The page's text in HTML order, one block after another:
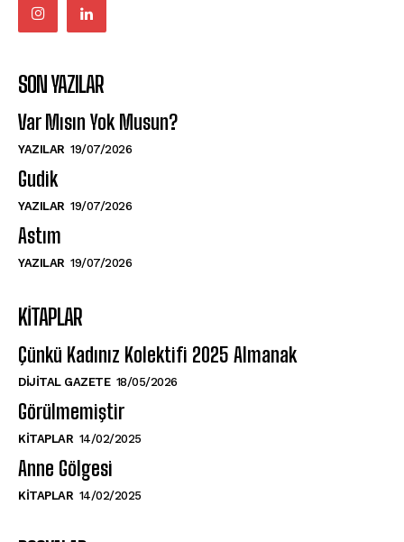
SON YAZILAR
Var Mısın Yok Musun?
YAZILAR 19/07/2026
Gudik
YAZILAR 19/07/2026
Astım
YAZILAR 19/07/2026
KITAPLAR
Çünkü Kadınız Kolektifi 2025 Almanak
DIJITAL GAZETE 18/05/2026
Görülmemiştir
KITAPLAR 14/02/2025
Anne Gölgesi
KITAPLAR 14/02/2025